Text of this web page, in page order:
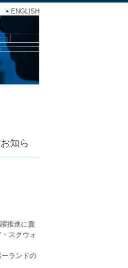
ENGLISH
知ら
推進に貢
スクウォ
ランドの